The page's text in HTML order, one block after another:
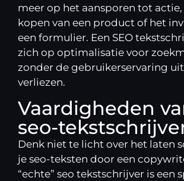
meer op het aansporen tot actie,
kopen van een product of het
een formulier. Een SEO
zich op optimalisatie voor
zonder de gebruikerservaring
verliezen.
Vaardigheden
seo-
Denk niet te licht over het laten
je seo-teksten door een
“echte” seo tekstschrijver is een